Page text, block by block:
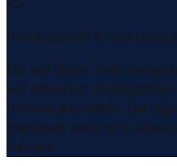
Inhalt geprüft &
Die auf dieser Seite
auf öffentlich
Infrastrukturdaten. Die
Standorts kann sich
Gewähr.